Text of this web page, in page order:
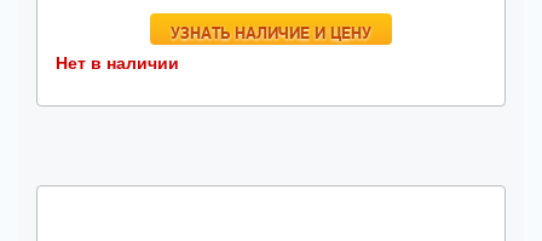
УЗНАТЬ НАЛИЧИЕ И ЦЕНУ
Нет в наличии